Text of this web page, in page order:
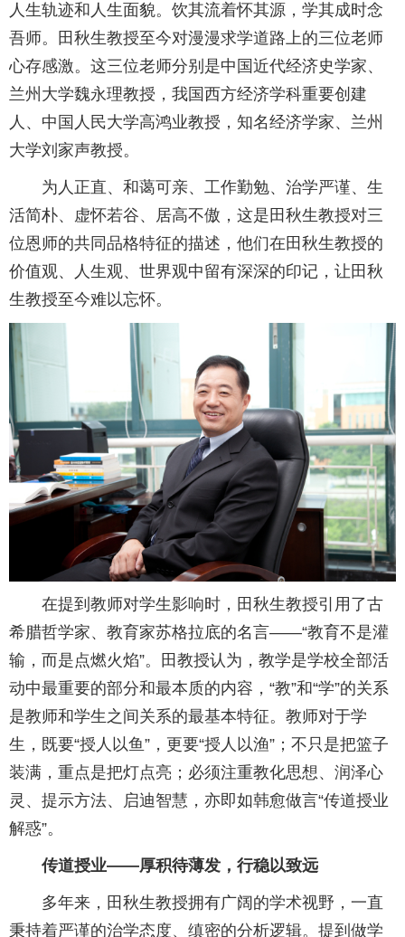
人生轨迹和人生面貌。饮其流着怀其源，学其成时念
吾师。田秋生教授至今对漫漫求学道路上的三位老师
心存感激。这三位老师分别是中国近代经济史学家、
兰州大学魏永理教授，我国西方经济学科重要创建
人、中国人民大学高鸿业教授，知名经济学家、兰州
大学刘家声教授。
为人正直、和蔼可亲、工作勤勉、治学严谨、生
活简朴、虚怀若谷、居高不傲，这是田秋生教授对三
位恩师的共同品格特征的描述，他们在田秋生教授的
价值观、人生观、世界观中留有深深的印记，让田秋
生教授至今难以忘怀。
在提到教师对学生影响时，田秋生教授引用了古
希腊哲学家、教育家苏格拉底的名言——“教育不是灌
输，而是点燃火焰”。田教授认为，教学是学校全部活
动中最重要的部分和最本质的内容，“教”和“学”的关系
是教师和学生之间关系的最基本特征。教师对于学
生，既要“授人以鱼”，更要“授人以渔”；不只是把篮子
装满，重点是把灯点亮；必须注重教化思想、润泽心
灵、提示方法、启迪智慧，亦即如韩愈做言“传道授业
解惑”。
传道授业——厚积待薄发，行稳以致远
多年来，田秋生教授拥有广阔的学术视野，一直
秉持着严谨的治学态度、缜密的分析逻辑。提到做学